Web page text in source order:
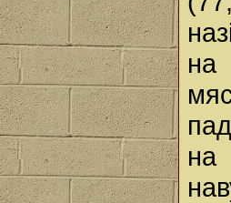
на
на